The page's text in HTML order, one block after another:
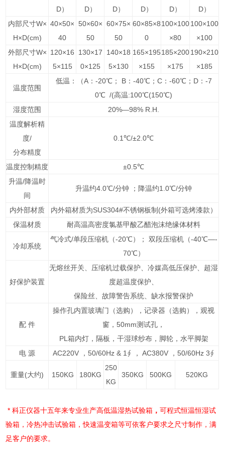
D）
D）
D）
D）
D）
D）
内部尺寸W×
H×D(cm)
40×50×
40
50×60×
50
60×75×
50
60×85×8
0
100×100
×80
100×100
×100
外部尺寸W×
H×D(cm)
120×16
5×115
130×17
0×125
140×18
5×130
165×195
×155
185×200
×175
190×210
×185
温度范围
低温：（A： -20℃； B： -40℃；C：-60℃； D：-7
0℃ /(高温:100℃(150℃)
湿度范围
20%—98% R.H.
温度解析精
度/
分布精度
0.1℃/±2.0℃
温度控制精度
±0.5℃
升温/降温时
间
升温约4.0℃/分钟 ；降温约1.0℃/分钟
内外部材质 内外箱材质为SUS304#不锈钢板制 (外箱可选烤漆款）
保温材质
耐高温高密度氯基甲酸乙醋泡沫绝缘体材料
冷却系统
气冷式/单段压缩机（-20℃）； 双段压缩机（-40℃—-
70℃）
好保护装置
无熔丝开关、压缩机过载保护、冷媒高低压保护、超湿
度超温度保护、
保险丝、故障警告系统、缺水报警保护
配 件
操作孔内置玻璃门（选购），记录器（选购），观视
窗，50mm测试孔，
PL箱内灯，隔板，干湿球纱布，脚轮，水平脚架
电 源
AC220V ，50/60Hz & 1∮ ， AC380V ，50/60Hz 3∮
重量(大约) 150KG 180KG
250
KG
350KG 500KG 520KG
* 科正仪器十五年来专业生产高低温湿热试验箱 ，可程式恒温恒湿试
验箱，冷热冲击试验箱，快速温变箱等可依客户要求之尺寸制作，满
足客户的要求。